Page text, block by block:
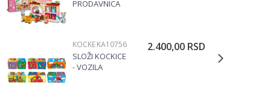
PRODAVNICA
KOCKEKA10756
SLOŽI KOCKICE
- VOZILA
2.400,00 RSD